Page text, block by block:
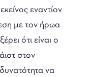
εναντίον
με τον ήρωα
ότι είναι ο
στον
να